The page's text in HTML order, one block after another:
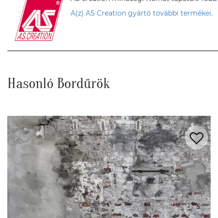
A(z) AS Creation gyártó további termékei.
Hasonló Bordűrök